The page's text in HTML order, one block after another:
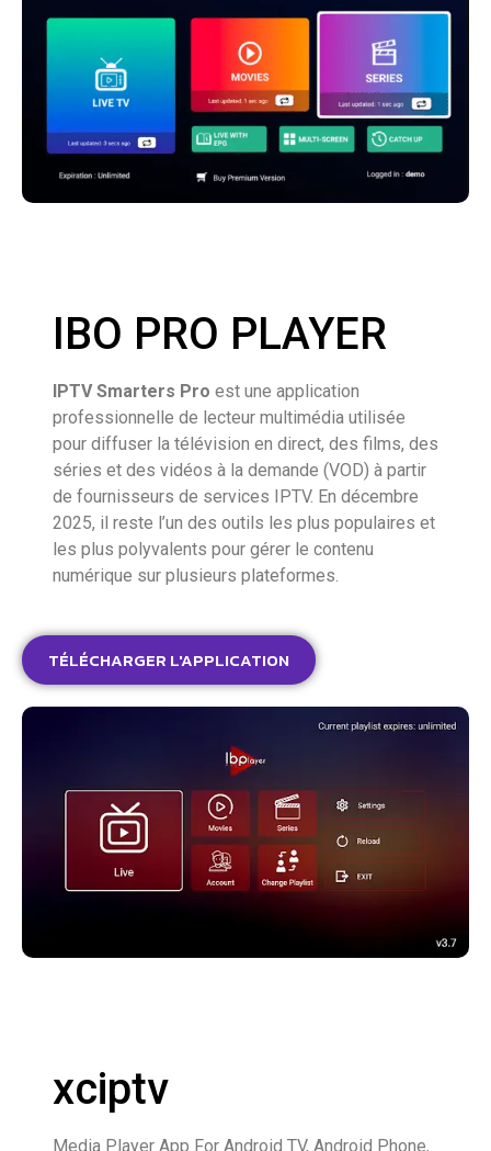
IBO PRO PLAYER
IPTV Smarters Pro est une application
professionnelle de lecteur multimédia utilisée
pour diffuser la télévision en direct, des films, des
séries et des vidéos à la demande (VOD) à partir
de fournisseurs de services IPTV. En décembre
2025, il reste l’un des outils les plus populaires et
les plus polyvalents pour gérer le contenu
numérique sur plusieurs plateformes.
TÉLÉCHARGER L'APPLICATION
xciptv
Media Player App For Android TV, Android Phone,